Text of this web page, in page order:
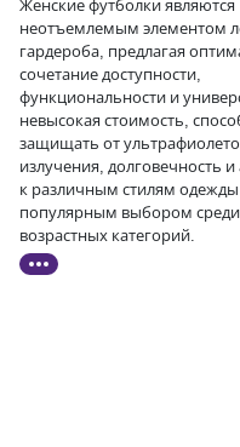
Женские футболки являются
неотъемлемым элементом
гардероба, предлагая
сочетание доступности,
функциональности и
невысокая стоимость,
защищать от
излучения, долговечность и
к различным стилям
популярным выбором
возрастных категорий.